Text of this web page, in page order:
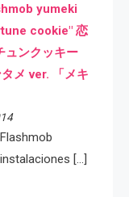
yumeki
cookie" 恋
ュンクッキー
メ ver. 「メキ
[…]